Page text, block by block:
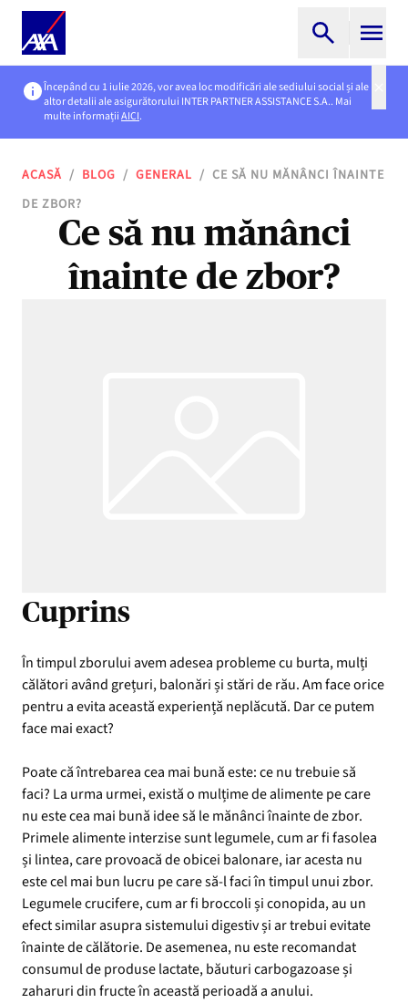
Începând cu 1 iulie 2026, vor avea loc modificări ale sediului social și ale
altor detalii ale asigurătorului INTER PARTNER ASSISTANCE S.A.. Mai
multe informațiiAICI.
ACASĂ / BLOG / GENERAL / CE SĂ NU MĂNÂNCI ÎNAINTE
DE ZBOR?
Ce să nu mănânci
înainte de zbor?
Cuprins
În timpul zborului avem adesea probleme cu burta, mulți
călători având grețuri, balonări și stări de rău. Am face orice
pentru a evita această experiență neplăcută. Dar ce putem
face mai exact?
Poate că întrebarea cea mai bună este: ce nu trebuie să
faci? La urma urmei, există o mulțime de alimente pe care
nu este cea mai bună idee să le mănânci înainte de zbor.
Primele alimente interzise sunt legumele, cum ar fi fasolea
și lintea, care provoacă de obicei balonare, iar acesta nu
este cel mai bun lucru pe care să-l faci în timpul unui zbor.
Legumele crucifere, cum ar fi broccoli și conopida, au un
efect similar asupra sistemului digestiv și ar trebui evitate
înainte de călătorie. De asemenea, nu este recomandat
consumul de produse lactate, băuturi carbogazoase și
zaharuri din fructe în această perioadă a anului.